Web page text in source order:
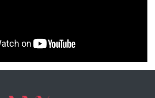
Kutlama Etkinliği